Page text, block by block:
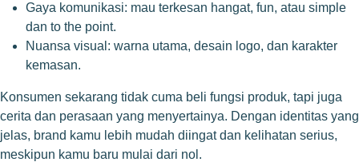
Gaya komunikasi: mau terkesan hangat, fun, atau simple
dan to the point.
Nuansa visual: warna utama, desain logo, dan karakter
kemasan.
Konsumen sekarang tidak cuma beli fungsi produk, tapi juga
cerita dan perasaan yang menyertainya. Dengan identitas yang
jelas, brand kamu lebih mudah diingat dan kelihatan serius,
meskipun kamu baru mulai dari nol.